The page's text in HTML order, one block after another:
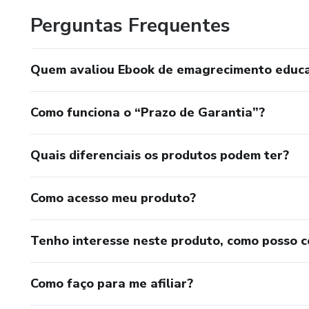
Perguntas Frequentes
Quem avaliou Ebook de emagrecimento
Como funciona o “Prazo de Garantia”?
Quais diferenciais os produtos podem ter?
Como acesso meu produto?
Tenho interesse neste produto, como posso
Como faço para me afiliar?